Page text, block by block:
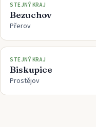
STEJNÝ KRAJ
Bezuchov
Přerov
STEJNÝ KRAJ
Biskupice
Prostějov